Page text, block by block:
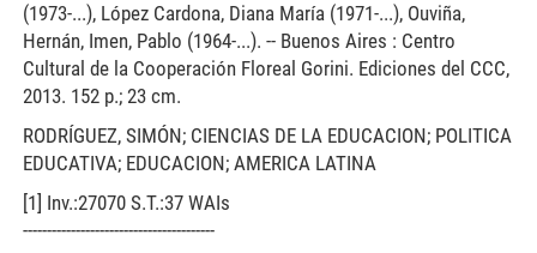
(1973-...), López Cardona, Diana María (1971-...), Ouviña,
Hernán, Imen, Pablo (1964-...). -- Buenos Aires : Centro
Cultural de la Cooperación Floreal Gorini. Ediciones del CCC,
2013. 152 p.; 23 cm.
RODRÍGUEZ, SIMÓN; CIENCIAS DE LA EDUCACION; POLITICA
EDUCATIVA; EDUCACION; AMERICA LATINA
[1] Inv.:27070 S.T.:37 WAIs
----------------------------------------